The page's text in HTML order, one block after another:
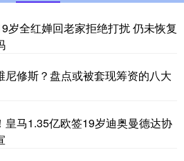
岁全红婵回老家拒绝打扰 仍未恢复
尼修斯？盘点或被套现筹资的八大
皇马1.35亿欧签19岁迪奥曼德达协